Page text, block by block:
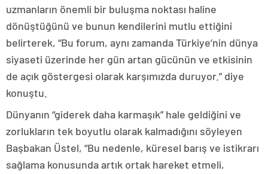
uzmanların önemli bir buluşma noktası haline
dönüştüğünü ve bunun kendilerini mutlu ettiğini
belirterek, “Bu forum, aynı zamanda Türkiye’nin dünya
siyaseti üzerinde her gün artan gücünün ve etkisinin
de açık göstergesi olarak karşımızda duruyor.” diye
konuştu.
Dünyanın “giderek daha karmaşık” hale geldiğini ve
zorlukların tek boyutlu olarak kalmadığını söyleyen
Başbakan Üstel, “Bu nedenle, küresel barış ve istikrarı
sağlama konusunda artık ortak hareket etmeli,